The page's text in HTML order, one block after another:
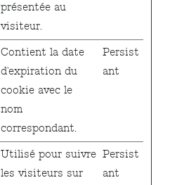
présentée au
visiteur.
Contient la date
d'expiration du
cookie avec le
nom
correspondant.
Persist
ant
Utilisé pour suivre
les visiteurs sur
Persist
ant